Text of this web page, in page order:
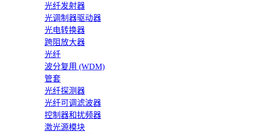
光纤发射器
光调制器驱动器
光电转换器
跨阻放大器
光纤
波分复用 (WDM)
管套
光纤探测器
光纤可调滤波器
控制器和扰频器
激光源模块